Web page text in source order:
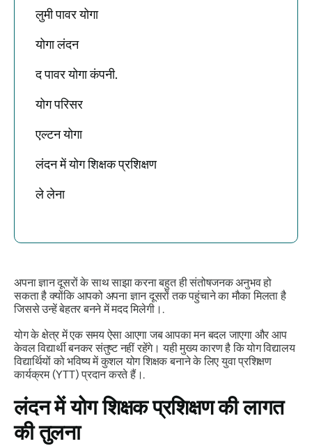
लुमी पावर योगा
योगा लंदन
द पावर योगा कंपनी.
योग परिसर
एल्टन योगा
लंदन में योग शिक्षक प्रशिक्षण
ले लेना
अपना ज्ञान दूसरों के साथ साझा करना बहुत ही संतोषजनक अनुभव हो
सकता है क्योंकि आपको अपना ज्ञान दूसरों तक पहुंचाने का मौका मिलता है
जिससे उन्हें बेहतर बनने में मदद मिलेगी।.
योग के क्षेत्र में एक समय ऐसा आएगा जब आपका मन बदल जाएगा और आप
केवल विद्यार्थी बनकर संतुष्ट नहीं रहेंगे। यही मुख्य कारण है कि योग विद्यालय
विद्यार्थियों को भविष्य में कुशल योग शिक्षक बनाने के लिए युवा प्रशिक्षण
कार्यक्रम (YTT) प्रदान करते हैं।.
लंदन में योग शिक्षक प्रशिक्षण की लागत
की तुलना